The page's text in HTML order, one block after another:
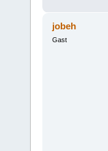
jobeh
Gast